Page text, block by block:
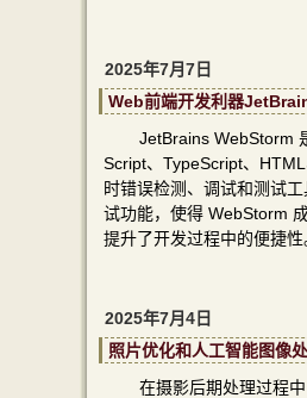
2025年7月7日
Web前端开发利器
JetBrains WebStorm
Script、TypeScript、
时错误检测、调试和测试
试功能，使得 WebStorm
提升了开发过程中的便捷
2025年7月4日
照片优化和人工智能图像
在摄影后期处理过程